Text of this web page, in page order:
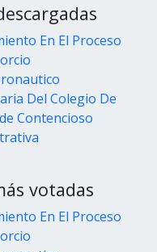
En El Proceso
Del Colegio De
Contencioso
votadas
En El Proceso